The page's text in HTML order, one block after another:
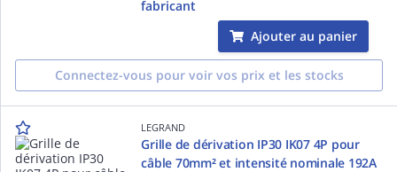
fabricant
Ajouter au panier
Connectez-vous pour voir vos prix et les stocks
LEGRAND
Grille de dérivation IP30 IK07 4P pour
câble 70mm² et intensité nominale 192A